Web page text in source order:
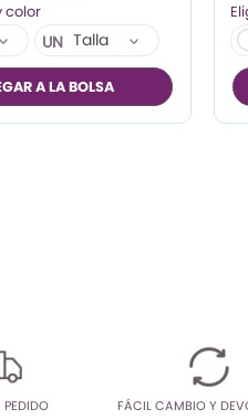
UN Talla
A LA BOLSA
PEDIDO FÁCIL CAMBIO Y